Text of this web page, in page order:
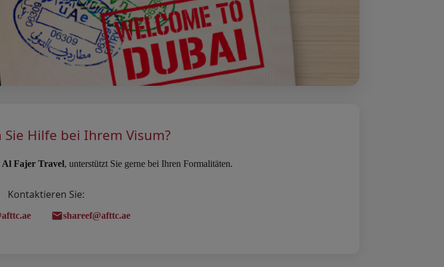
Hilfe bei Ihrem Visum?
Al Fajer Travel, unterstützt Sie gerne bei Ihren Formalitäten.
Kontaktieren Sie:
shareef@afttc.ae